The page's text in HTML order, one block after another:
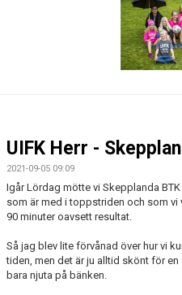
DOKUMENT
KONTAKT
BORGÅS TANKAR
UIFK Herr -
2021-09-05 09:09
Igår Lördag mötte vi Skepplanda
som är med i toppstriden och som
90 minuter oavsett resultat.
Så jag blev lite förvånad över hur vi
tiden, men det är ju alltid skönt för
bara njuta på bänken.